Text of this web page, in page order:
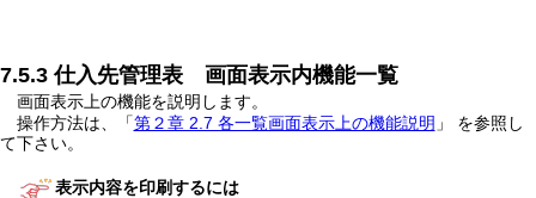
7.5.3 仕入先管理表 画面表示内機能一覧
画面表示上の機能を説明します。
操作方法は、「 第２章 2.7 各一覧画面表示上の機能説明 」 を参照し
て下さい。
表示内容を印刷するには